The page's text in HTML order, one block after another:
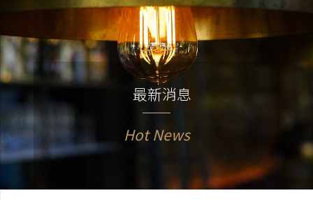
最新消息
Hot News